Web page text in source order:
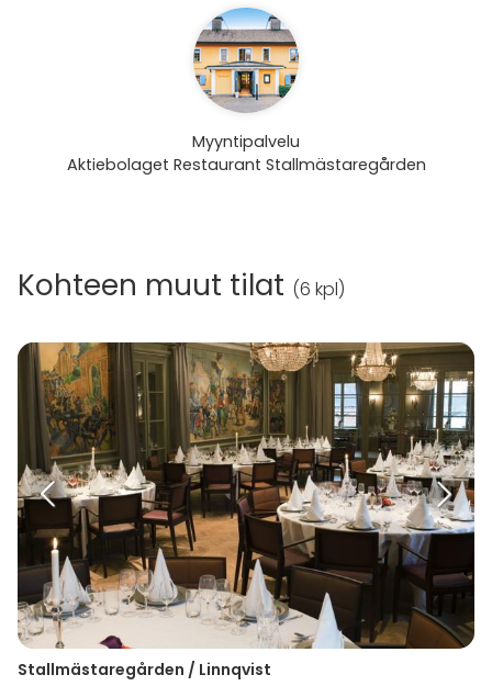
Myyntipalvelu
Aktiebolaget Restaurant Stallmästaregården
Kohteen muut tilat (6 kpl)
Stallmästaregården / Linnqvist